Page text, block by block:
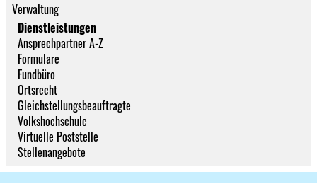
Verwaltung
Dienstleistungen
Ansprechpartner A-Z
Formulare
Fundbüro
Ortsrecht
Gleichstellungsbeauftragte
Volkshochschule
Virtuelle Poststelle
Stellenangebote